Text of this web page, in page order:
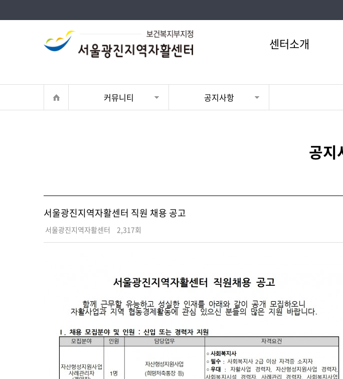
센터소개
커뮤니티 공지사항
공지
서울광진지역자활센터 직원 채용 공고
서울광진지역자활센터 2,317회